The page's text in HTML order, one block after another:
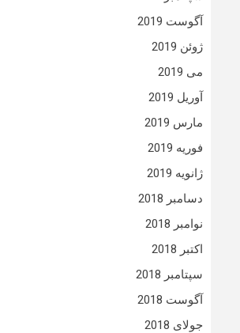
آگوست 2019
ژوئن 2019
می 2019
آوریل 2019
مارس 2019
فوریه 2019
ژانویه 2019
دسامبر 2018
نوامبر 2018
اکتبر 2018
سپتامبر 2018
آگوست 2018
جولای 2018